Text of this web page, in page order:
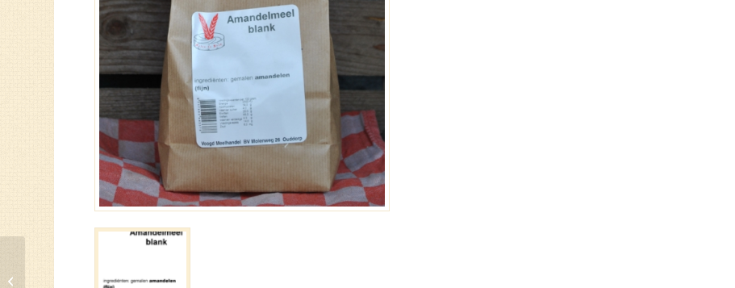
Amandel cakemix